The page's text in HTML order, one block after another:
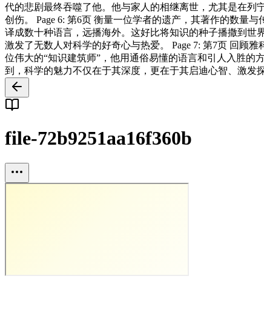
代的悲剧最终吞噬了他。他与家人的相继离世，尤其是在
创伤。 Page 6: 第6页 衡量一位学者的遗产，其著作的数量
译成数十种语言，远播海外。这好比将知识的种子播撒到世
激发了无数人对科学的好奇心与热爱。 Page 7: 第7页 回顾
位伟大的“知识建筑师”，他用通俗易懂的语言和引人入胜
到，科学的魅力不仅在于其深度，更在于其启迪心智、激发
file-72b9251aa16f360b